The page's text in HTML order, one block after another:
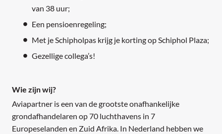
van 38 uur;
Een pensioenregeling;
Met je Schipholpas krijg je korting op Schiphol Plaza;
Gezellige collega’s!
Wie zijn wij?
Aviapartner is een van de grootste onafhankelijke
grondafhandelaren op 70 luchthavens in 7
Europeselanden en Zuid Afrika. In Nederland hebben we